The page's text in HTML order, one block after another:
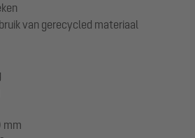
van gerecycled materiaal
mm